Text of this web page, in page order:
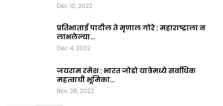
Dec 10, 2022
प्रतिभाताई पाटील ते मृणाल गोरे : महाराष्ट्राला न
लाभलेल्या…
Dec 4, 2022
जयराम रमेश : भारत जोडो यात्रेमध्ये सर्वाधिक
महत्वाची भूमिका…
Nov 28, 2022